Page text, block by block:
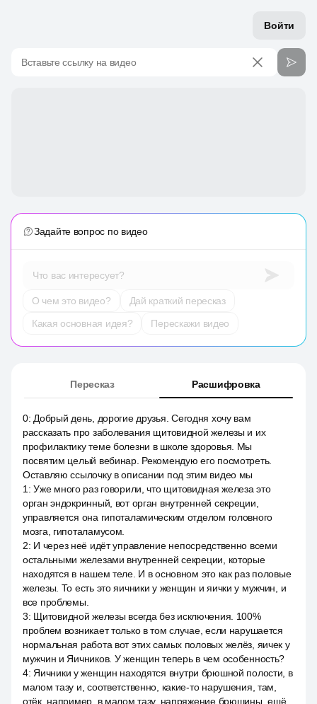
Войти
Вставьте ссылку на видео
Задайте вопрос по видео
Что вас интересует?
О чем это видео?
Дай краткий пересказ
Какая основная идея?
Перескажи видео
Пересказ Расшифровка
0: Добрый день, дорогие друзья. Сегодня хочу вам
рассказать про заболевания щитовидной железы и их
профилактику теме болезни в школе здоровья. Мы
посвятим целый вебинар. Рекомендую его посмотреть.
Оставляю ссылочку в описании под этим видео мы
1 :Уже много раз говорили, что щитовидная железа это
орган эндокринный, вот орган внутренней секреции,
управляется она гипоталамическим отделом головного
мозга, гипоталамусом.
2: И через неё идёт управление непосредственно всеми
остальными железами внутренней секреции, которые
находятся в нашем теле. И в основном это как раз половые
железы. То есть это яичники у женщин и яички у мужчин, и
все проблемы.
3: Щитовидной железы всегда без исключения. 100%
проблем возникает только в том случае, если нарушается
нормальная работа вот этих самых половых желёз, яичек у
мужчин и Яичников. У женщин теперь в чем особенность?
4: Яичники у женщин находятся внутри брюшной полости, в
малом тазу и, соответственно, какие-то нарушения, там,
отёк, например, в малом тазу, напряжение брюшины, ещё